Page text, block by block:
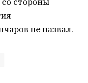
не назвал.